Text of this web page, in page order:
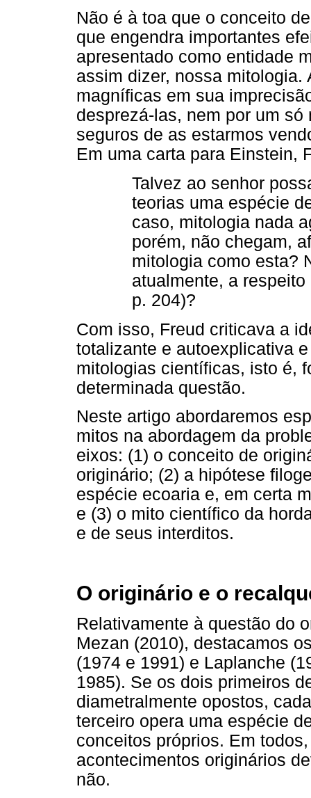
Não é à toa que o conceito
que engendra importantes
apresentado como entidade
assim dizer, nossa
magníficas em sua
desprezá-las, nem por um
seguros de as estarmos
Em uma carta para Einstein,
Talvez ao senhor
teorias uma espécie
caso, mitologia nada
porém, não chegam,
mitologia como esta?
atualmente, a
p. 204)?
Com isso, Freud criticava a
totalizante e autoexplicativa
mitologias científicas, isto é,
determinada questão.
Neste artigo abordaremos
mitos na abordagem da
eixos: (1) o conceito de
originário; (2) a hipótese
espécie ecoaria e, em certa
e (3) o mito científico da
e de seus interditos.
O originário e o
Relativamente à questão do
Mezan (2010), destacamos
(1974 e 1991) e Laplanche
1985). Se os dois primeiros
diametralmente opostos,
terceiro opera uma espécie
conceitos próprios. Em
acontecimentos originários
não.